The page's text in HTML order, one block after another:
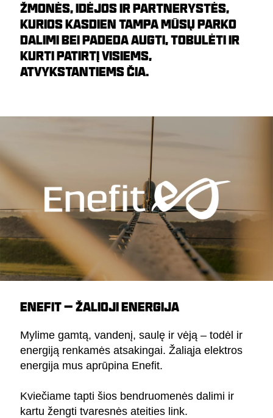
ŽMONĖS, IDĖJOS IR PARTNERYSTĖS,
KURIOS KASDIEN TAMPA MŪSŲ PARKO
DALIMI BEI PADEDA AUGTI, TOBULĖTI IR
KURTI PATIRTĮ VISIEMS,
ATVYKSTANTIEMS ČIA.
ENEFIT – ŽALIOJI ENERGIJA
Mylime gamtą, vandenį, saulę ir vėją – todėl ir
energiją renkamės atsakingai. Žaliąja elektros
energija mus aprūpina Enefit.
Kviečiame tapti šios bendruomenės dalimi ir
kartu žengti tvaresnės ateities link.